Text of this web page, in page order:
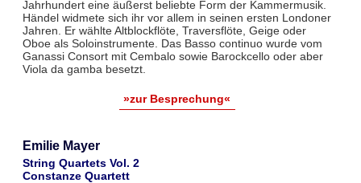
Jahrhundert eine äußerst beliebte Form der Kammermusik.
Händel widmete sich ihr vor allem in seinen ersten Londoner
Jahren. Er wählte Altblockflöte, Traversflöte, Geige oder
Oboe als Soloinstrumente. Das Basso continuo wurde vom
Ganassi Consort mit Cembalo sowie Barockcello oder aber
Viola da gamba besetzt.
»zur Besprechung«
Emilie Mayer
String Quartets Vol. 2
Constanze Quartett